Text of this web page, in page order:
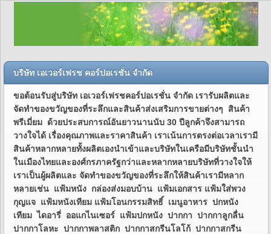
บริษัท เอเวอร์เฟรช คอร์ปอเรชั่น จำกัด
ขอต้อนรับสู่บริษัท เอเวอร์เฟรชคอร์ปอเรชั่น จำกัด เรารับผลิตและ
จัดทำของขวัญของที่ระลึกและสินค้าส่งเสริมการขายต่างๆ สินค้า
พรีเมี่ยม ด้วยประสบการณ์อันยาวนานนับ 30 ปีลูกค้าจึงสามารถ
วางใจได้ เรื่องคุณภาพและราคาสินค้า เราเน้นการตรงต่อเวลาเรามี
สินค้าหลากหลายทั้งผลิตเองนำเข้าและบริษัทในเครือมีบริษัทชั้นนำ
ในเมืองไทยและองศ์กรภาครัฐกว่าและหลากหลายบริษัทที่วางใจให้
เราเป็นผู้ผลิตและ จัดทำของขวัญของที่ระลึกให้สินค้าเรามีหลาก
หลายเช่น แฟ้มหนัง กล่องส่งมอบบ้าน แฟ้มเอกสาร แฟ้มใส่พวง
กุญแจ แฟ้มหนังเทียม แฟ้มโอนกรรมสิทธิ์ เมนูอาหาร ปกหนัง
เทียม ไดอารี่ ออแกไนเซอร์ แฟ้มปกหนัง ปากกา ปากกาลูกลื่น
ปากกาโลหะ ปากกาพลาสติก ปากกาสกรีนโลโก้ ปากกาสกรีน